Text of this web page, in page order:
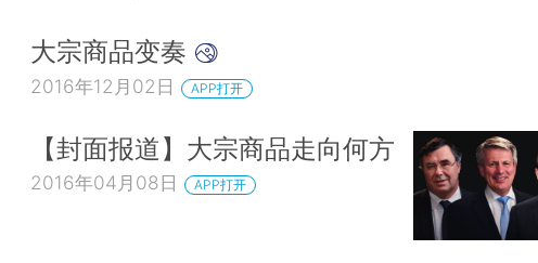
大宗商品变奏
2016年12月02日 APP打开
【封面报道】大宗商品走向何方
2016年04月08日 APP打开